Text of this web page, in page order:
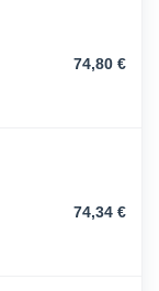
74,80 €
74,34 €